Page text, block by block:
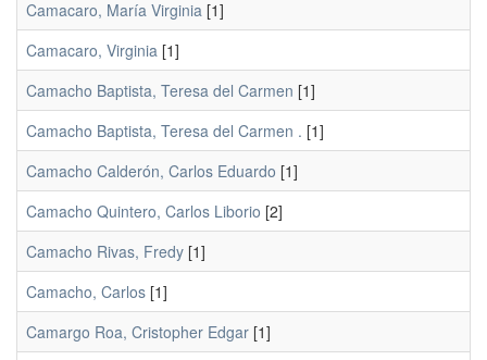
Camacaro, María Virginia [1]
Camacaro, Virginia [1]
Camacho Baptista, Teresa del Carmen [1]
Camacho Baptista, Teresa del Carmen . [1]
Camacho Calderón, Carlos Eduardo [1]
Camacho Quintero, Carlos Liborio [2]
Camacho Rivas, Fredy [1]
Camacho, Carlos [1]
Camargo Roa, Cristopher Edgar [1]